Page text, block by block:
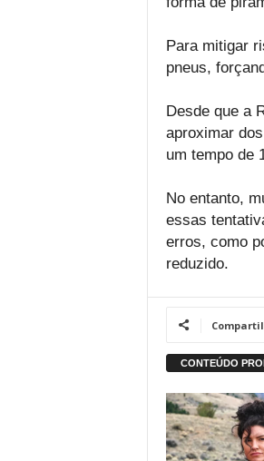
Para mitigar
pneus,
Desde que a
aproximar
um tempo de
No entanto,
essas
erros, como
reduzido.